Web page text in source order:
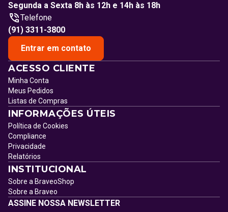
Segunda a Sexta 8h às 12h e 14h às 18h
Telefone
(91) 3311-3800
Entrar em contato
ACESSO CLIENTE
Minha Conta
Meus Pedidos
Listas de Compras
INFORMAÇÕES ÚTEIS
Política de Cookies
Compliance
Privacidade
Relatórios
INSTITUCIONAL
Sobre a BraveoShop
Sobre a Braveo
ASSINE NOSSA NEWSLETTER